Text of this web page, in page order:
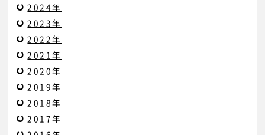
2024年
2023年
2022年
2021年
2020年
2019年
2018年
2017年